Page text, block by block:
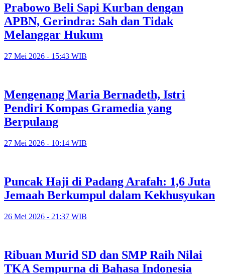
Prabowo Beli Sapi Kurban dengan
APBN, Gerindra: Sah dan Tidak
Melanggar Hukum
27 Mei 2026 - 15:43 WIB
Mengenang Maria Bernadeth, Istri
Pendiri Kompas Gramedia yang
Berpulang
27 Mei 2026 - 10:14 WIB
Puncak Haji di Padang Arafah: 1,6 Juta
Jemaah Berkumpul dalam Kekhusyukan
26 Mei 2026 - 21:37 WIB
Ribuan Murid SD dan SMP Raih Nilai
TKA Sempurna di Bahasa Indonesia